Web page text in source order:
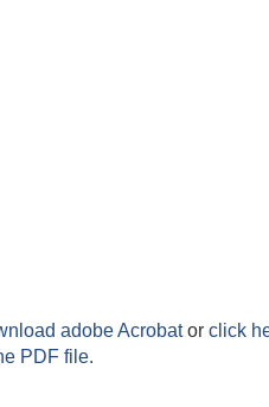
adobe Acrobator click
PDF file.